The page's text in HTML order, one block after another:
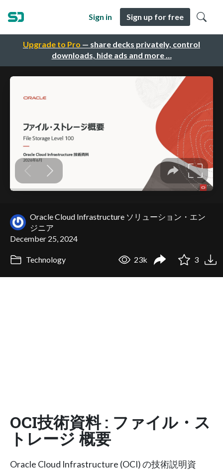
Upgrade to Pro — share decks privately, control
downloads, hide ads and more …
Sign in Sign up for free
Oracle Cloud Infrastructure ソリューション・エン
ジニア
December 25, 2024
Technology 23k 3
OCI技術資料 : ファイル・ス
トレージ 概要
Oracle Cloud Infrastructure (OCI) の技術説明資